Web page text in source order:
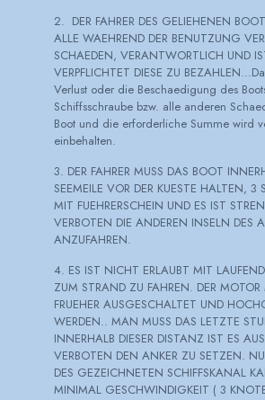
2. DER FAHRER DES GELIEHENEN
ALLE WAEHREND DER BENUTZUNG
SCHAEDEN, VERANTWORTLICH UND
VERPFLICHTET DIESE ZU
Verlust oder die Beschaedigung des
Schiffsschraube bzw. alle anderen
Boot und die erforderliche Summe wird
einbehalten.
3. DER FAHRER MUSS DAS BOOT
SEEMEILE VOR DER KUESTE HALTEN, 3
MIT FUEHRERSCHEIN UND ES IST
VERBOTEN DIE ANDEREN INSELN DES
ANZUFAHREN.
4. ES IST NICHT ERLAUBT MIT
ZUM STRAND ZU FAHREN. DER
FRUEHER AUSGESCHALTET UND
WERDEN.. MAN MUSS DAS LETZTE
INNERHALB DIESER DISTANZ IST ES
VERBOTEN DEN ANKER ZU SETZEN.
DES GEZEICHNETEN SCHIFFSKANAL
MINIMAL GESCHWINDIGKEIT ( 3